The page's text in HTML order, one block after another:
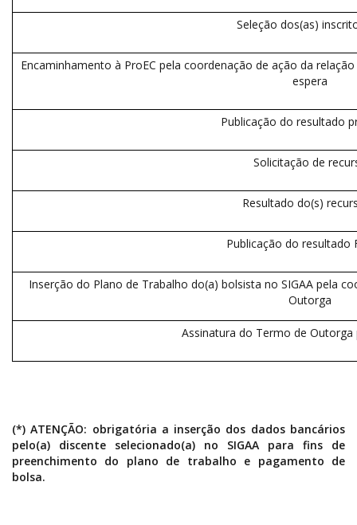
Seleção dos(as)
Encaminhamento à ProEC pela coordenação de ação da
espera
Publicação do resultado
Solicitação de
Resultado do(s)
Publicação do resultado
Inserção do Plano de Trabalho do(a) bolsista no SIGAA pela
Outorga
Assinatura do Termo de Outorga
(*) ATENÇÃO: obrigatória a inserção dos dados bancários
pelo(a) discente selecionado(a) no SIGAA para fins de
preenchimento do plano de trabalho e pagamento de
bolsa.